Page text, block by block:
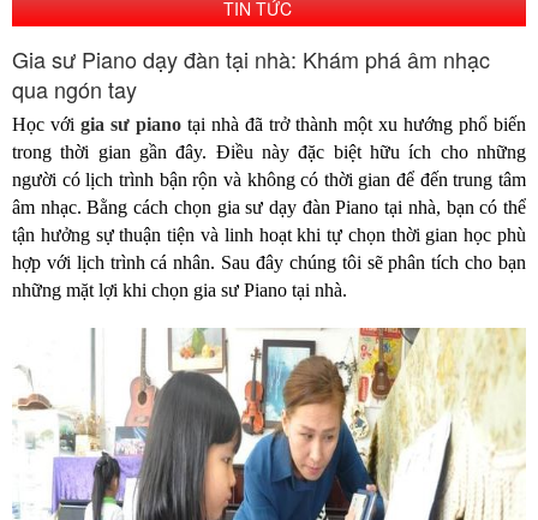
TIN TỨC
Gia sư Piano dạy đàn tại nhà: Khám phá âm nhạc
qua ngón tay
Học với gia sư piano tại nhà đã trở thành một xu hướng phổ biến
trong thời gian gần đây. Điều này đặc biệt hữu ích cho những
người có lịch trình bận rộn và không có thời gian để đến trung tâm
âm nhạc. Bằng cách chọn gia sư dạy đàn Piano tại nhà, bạn có thể
tận hưởng sự thuận tiện và linh hoạt khi tự chọn thời gian học phù
hợp với lịch trình cá nhân. Sau đây chúng tôi sẽ phân tích cho bạn
những mặt lợi khi chọn gia sư Piano tại nhà.